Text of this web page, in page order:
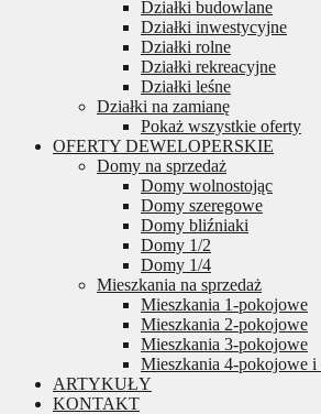
Działki budowlane
Działki inwestycyjne
Działki rolne
Działki rekreacyjne
Działki leśne
Działki na zamianę
Pokaż wszystkie oferty
OFERTY DEWELOPERSKIE
Domy na sprzedaż
Domy wolnostojąc
Domy szeregowe
Domy bliźniaki
Domy 1/2
Domy 1/4
Mieszkania na sprzedaż
Mieszkania 1-pokojowe
Mieszkania 2-pokojowe
Mieszkania 3-pokojowe
Mieszkania 4-pokojowe i
ARTYKUŁY
KONTAKT